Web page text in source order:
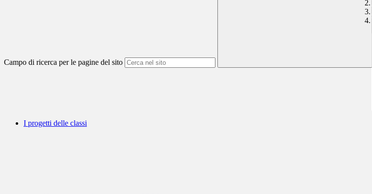
Campo di ricerca per le pagine del sito
I progetti delle classi